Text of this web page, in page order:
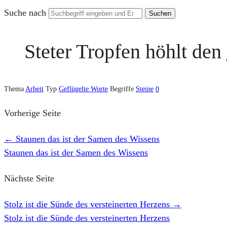
Suche nach
Steter Tropfen höhlt den
Thema Arbeit Typ Geflügelte Worte Begriffe Steine 0
Vorherige Seite
← Staunen das ist der Samen des Wissens
Staunen das ist der Samen des Wissens
Nächste Seite
Stolz ist die Sünde des versteinerten Herzens →
Stolz ist die Sünde des versteinerten Herzens